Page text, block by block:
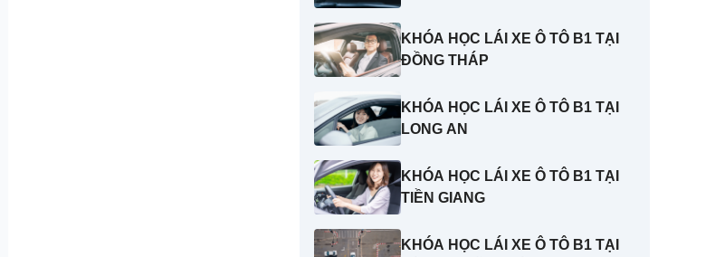
KHÓA HỌC LÁI XE Ô TÔ B1 TẠI
ĐỒNG THÁP
KHÓA HỌC LÁI XE Ô TÔ B1 TẠI
LONG AN
KHÓA HỌC LÁI XE Ô TÔ B1 TẠI
TIỀN GIANG
KHÓA HỌC LÁI XE Ô TÔ B1 TẠI